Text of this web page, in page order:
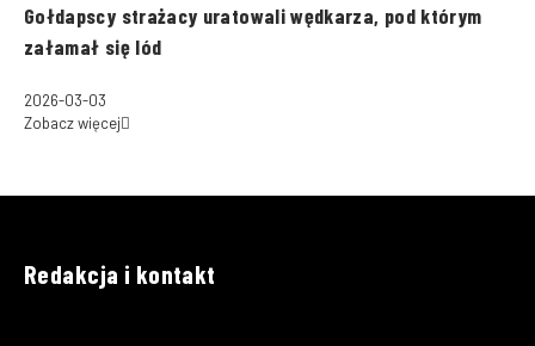
Gołdapscy strażacy uratowali wędkarza, pod którym
załamał się lód
2026-03-03
Zobacz więcej
Redakcja i kontakt